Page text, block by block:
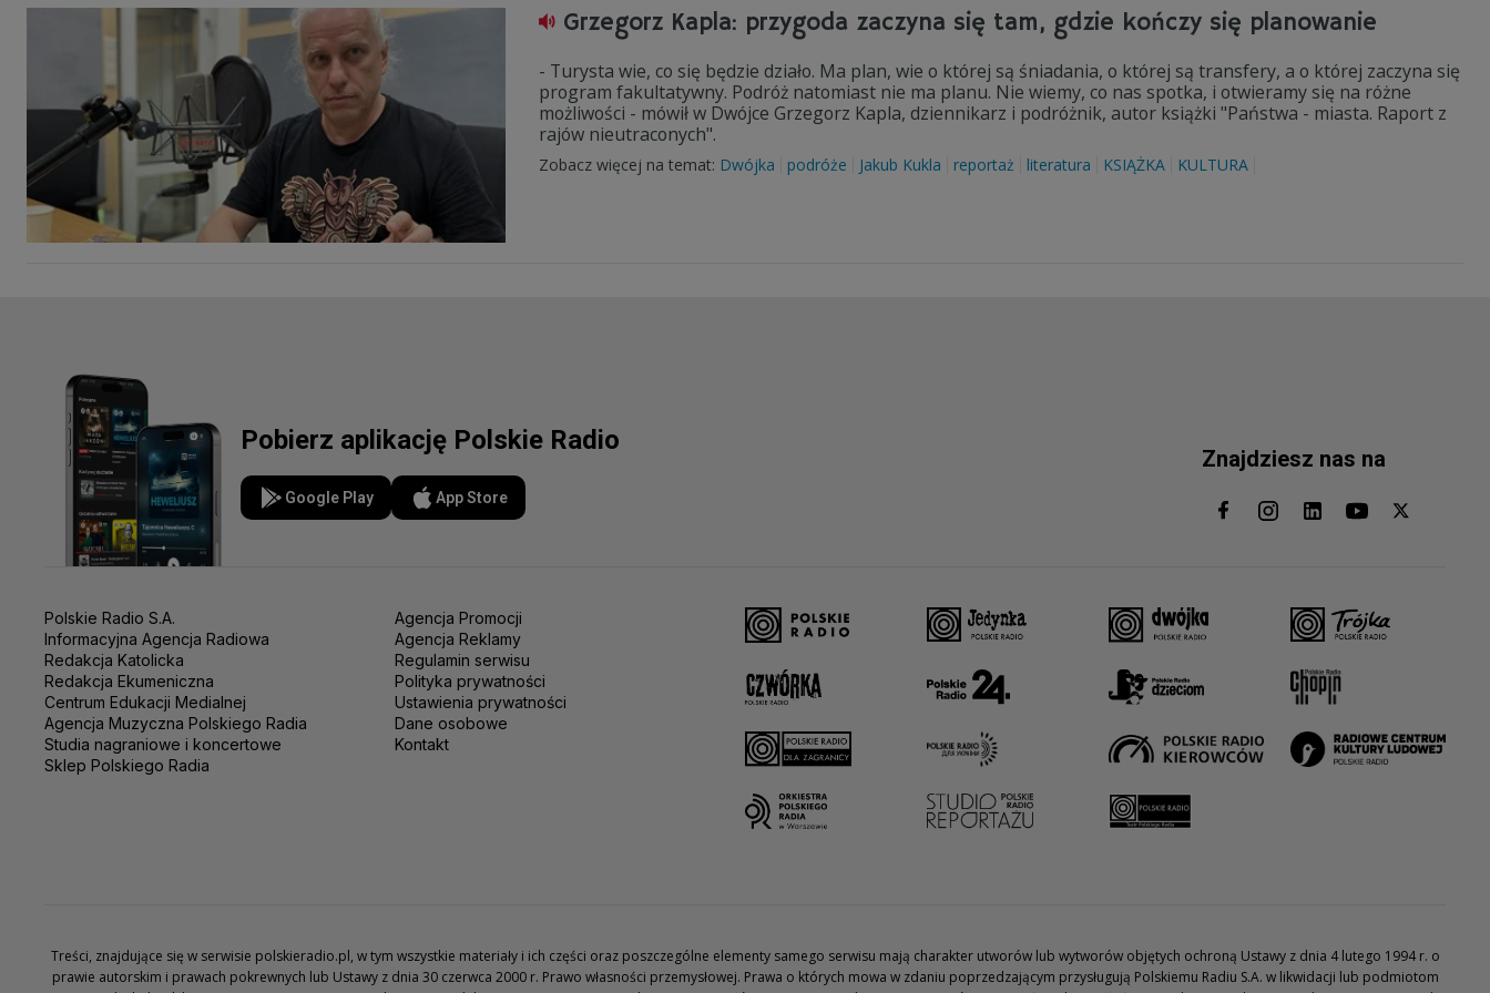
Grzegorz Kapla: przygoda zaczyna się tam, gdzie kończy się planowanie
- Turysta wie, co się będzie działo. Ma plan, wie o której są śniadania, o której są transfery, a o której zaczyna się
program fakultatywny. Podróż natomiast nie ma planu. Nie wiemy, co nas spotka, i otwieramy się na różne
możliwości - mówił w Dwójce Grzegorz Kapla, dziennikarz i podróżnik, autor książki "Państwa - miasta. Raport z
rajów nieutraconych".
Zobacz więcej na temat: Dwójka podróże Jakub Kukla reportaż literatura KSIĄŻKA KULTURA
Pobierz aplikację Polskie Radio
Google Play App Store
Znajdziesz nas na
Polskie Radio S.A.
Informacyjna Agencja Radiowa
Redakcja Katolicka
Redakcja Ekumeniczna
Centrum Edukacji Medialnej
Agencja Muzyczna Polskiego Radia
Studia nagraniowe i koncertowe
Sklep Polskiego Radia
Agencja Promocji
Agencja Reklamy
Regulamin serwisu
Polityka prywatności
Ustawienia prywatności
Dane osobowe
Kontakt
Treści, znajdujące się w serwisie polskieradio.pl, w tym wszystkie materiały i ich części oraz poszczególne elementy samego serwisu mają charakter utworów lub wytworów objętych ochroną Ustawy z dnia 4 lutego 1994 r. o
prawie autorskim i prawach pokrewnych lub Ustawy z dnia 30 czerwca 2000 r. Prawo własności przemysłowej. Prawa o których mowa w zdaniu poprzedzającym przysługują Polskiemu Radiu S.A. w likwidacji lub podmiotom